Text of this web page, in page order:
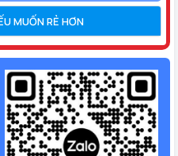
MUỐN RẺ HƠN